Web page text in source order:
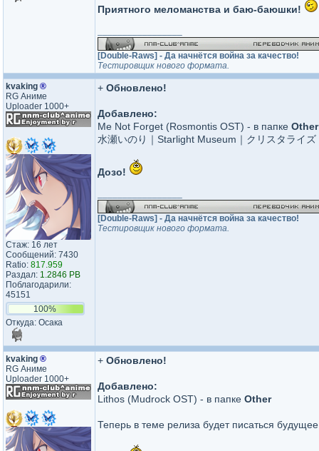
Приятного меломанства и баю-баюшки!
[Double-Raws] - Да начнётся война за качество!
Тестировщик нового формата.
kvaking ®
RG Аниме
Uploader 1000+
Стаж: 16 лет
Сообщений: 7430
Ratio: 817.959
Раздал: 1.2846 PB
Поблагодарили:
45151
100%
Откуда: Осака
+ Обновлено!
Добавлено:
Me Not Forget (Rosmontis OST) - в папке Other
水瀬いのり｜Starlight Museum｜クリスタライ
Дозо!
[Double-Raws] - Да начнётся война за качество!
Тестировщик нового формата.
kvaking ®
RG Аниме
Uploader 1000+
+ Обновлено!
Добавлено:
Lithos (Mudrock OST) - в папке Other
Теперь в теме релиза будет писаться